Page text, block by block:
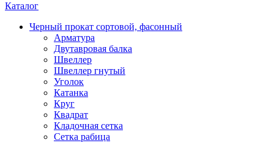
Каталог
Черный прокат сортовой, фасонный
Арматура
Двутавровая балка
Швеллер
Швеллер гнутый
Уголок
Катанка
Круг
Квадрат
Кладочная сетка
Сетка рабица